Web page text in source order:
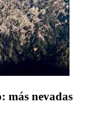
más nevadas